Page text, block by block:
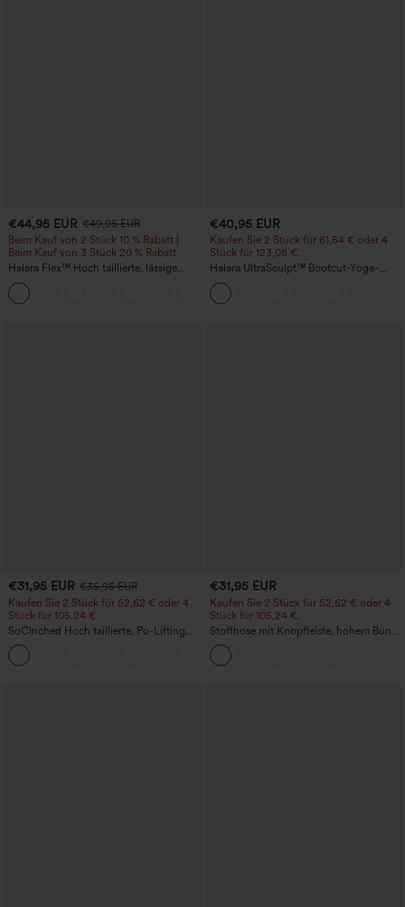
€44,95 EUR €49,95 EUR
Beim Kauf von 2 Stück 10 % Rabatt |
Beim Kauf von 3 Stück 20 % Rabatt
Halara Flex™ Hoch taillierte, lässige
Jeans mit Taschen, umgekrempeltem
Saum, weitem Bein und verwaschenem
Finish
€40,95 EUR
Kaufen Sie 2 Stück für 61,54 € oder 4
Stück für 123,08 €.
Halara UltraSculpt™ Bootcut-Yoga-
Leggings mit hohem Bund, gerafftem
Po zur Hebung, bauchformend und mit
Taschen
€31,95 EUR €35,95 EUR
Kaufen Sie 2 Stück für 52,62 € oder 4
Stück für 105,24 €.
SoCinched Hoch taillierte, Po-Lifting
7/8-Trainingsleggings mit
Bauchkontrolle und Seitentaschen
€31,95 EUR
Kaufen Sie 2 Stück für 52,62 € oder 4
Stück für 105,24 €.
Stoffhose mit Knopfleiste, hohem Bund,
mehreren Taschen und geradem Bein